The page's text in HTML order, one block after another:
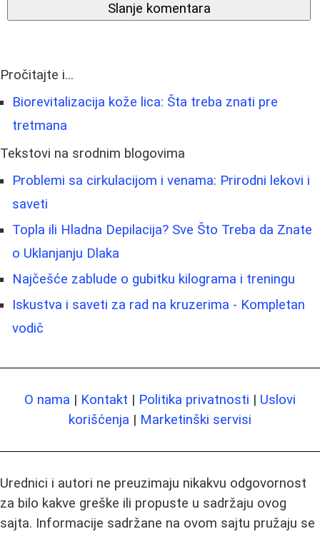
Slanje komentara
Pročitajte i...
Biorevitalizacija kože lica: Šta treba znati pre
tretmana
Tekstovi na srodnim blogovima
Problemi sa cirkulacijom i venama: Prirodni lekovi i
saveti
Topla ili Hladna Depilacija? Sve Što Treba da Znate
o Uklanjanju Dlaka
Najčešće zablude o gubitku kilograma i treningu
Iskustva i saveti za rad na kruzerima - Kompletan
vodič
O nama | Kontakt | Politika privatnosti | Uslovi
korišćenja | Marketinški servisi
Urednici i autori ne preuzimaju nikakvu odgovornost
za bilo kakve greške ili propuste u sadržaju ovog
sajta. Informacije sadržane na ovom sajtu pružaju se